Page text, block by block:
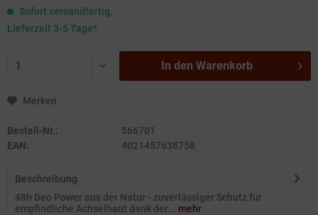
Sofort versandfertig,
Lieferzeit 3-5 Tage*
In den Warenkorb
Merken
Bestell-Nr.:
566701
EAN:
4021457638758
Beschreibung
48h Deo Power aus der Natur - zuverlässiger Schutz für
empfindliche Achselhaut dank der... mehr